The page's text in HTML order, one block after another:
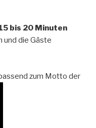
bis 20 Minuten
und die Gäste
zum Motto der